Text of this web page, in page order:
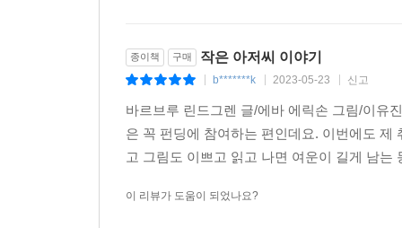
종이책 구매 작은 아저씨 이야기
b*******k 2023-05-23 신고
바르브루 린드그렌 글/에바 에릭손 그림/이유
은 꼭 펀딩에 참여하는 편인데요. 이번에도
고 그림도 이쁘고 읽고 나면 여운이 길게 남
이 리뷰가 도움이 되었나요?